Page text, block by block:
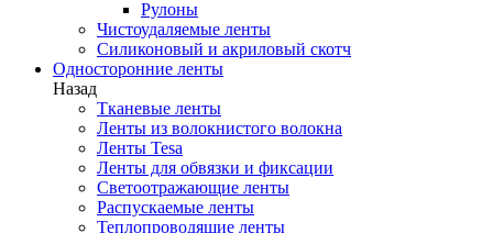
Рулоны
Чистоудаляемые ленты
Силиконовый и акриловый скотч
Односторонние ленты
Назад
Тканевые ленты
Ленты из волокнистого волокна
Ленты Tesa
Ленты для обвязки и фиксации
Светоотражающие ленты
Распускаемые ленты
Теплопроводящие ленты